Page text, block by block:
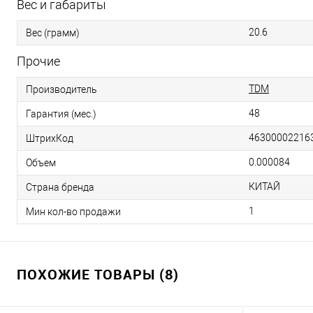
Вес и габариты
Вес (грамм) 20.6
Прочие
Производитель TDM
Гарантия (мес.) 48
ШтрихКод
Объем 0.000084
Страна бренда КИТАЙ
Мин кол-во продажи 1
ПОХОЖИЕ ТОВАРЫ (8)